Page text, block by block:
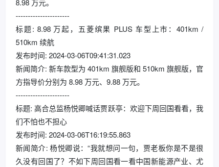
8.98 万元。
----------------------
标题: 8.98 万起，五菱缤果 PLUS 车型上市：401km /
510km 续航
发布时间: 2024-03-06T09:41:31.023
新闻简介: 新车款型为 401km 旗舰版和 510km 旗舰版，官
方指导价分别为 8.98 万元、9.88 万元。
----------------------
标题: 高合总监杨悦卿喊话贾跃亭：欢迎下周回国看看，我
们不怕也不担心
发布时间: 2024-03-06T16:19:55.863
新闻简介: 杨悦卿说：“我就想问一句，贾老板你是不是很
久没有回国了？不如下周回国看一看中国新能源产业、尤